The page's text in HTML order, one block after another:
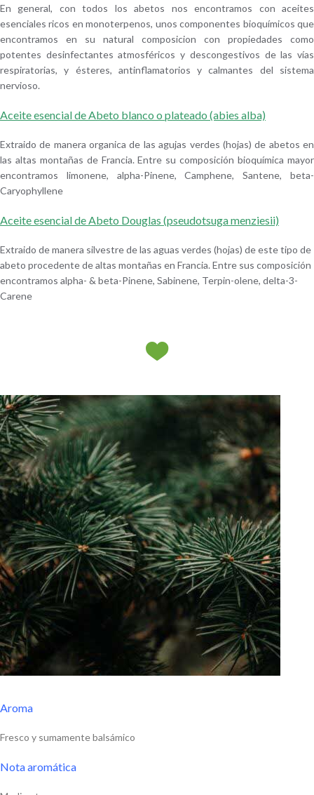
En general, con todos los abetos nos encontramos con aceites
esenciales ricos enmonoterpenos, unos componentes bioquímicos que
encontramos en su natural composicion con propiedades como
potentes desinfectantes atmosféricos y descongestivos de las vías
respiratorias, y ésteres, antinflamatorios y calmantes del sistema
nervioso.
Aceite esencial de Abeto blanco o plateado (abies alba)
Extraido de manera organica de las agujas verdes (hojas) de abetos en
las altas montañas de Francia. Entre su composición bioquímica mayor
encontramos limonene, alpha-Pinene, Camphene, Santene, beta-
Caryophyllene
Aceite esencial de Abeto Douglas (pseudotsuga menziesii)
Extraido de manera silvestre de las aguas verdes (hojas) de este tipo de
abeto procedente de altas montañas en Francia. Entre sus composición
encontramos alpha- & beta-Pinene, Sabinene, Terpin-olene, delta-3-
Carene
Aroma
Fresco y sumamente balsámico
Nota aromática